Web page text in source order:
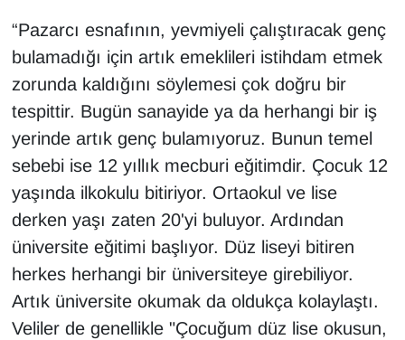
“Pazarcı esnafının, yevmiyeli çalıştıracak genç
bulamadığı için artık emeklileri istihdam etmek
zorunda kaldığını söylemesi çok doğru bir
tespittir. Bugün sanayide ya da herhangi bir iş
yerinde artık genç bulamıyoruz. Bunun temel
sebebi ise 12 yıllık mecburi eğitimdir. Çocuk 12
yaşında ilkokulu bitiriyor. Ortaokul ve lise
derken yaşı zaten 20'yi buluyor. Ardından
üniversite eğitimi başlıyor. Düz liseyi bitiren
herkes herhangi bir üniversiteye girebiliyor.
Artık üniversite okumak da oldukça kolaylaştı.
Veliler de genellikle "Çocuğum düz lise okusun,